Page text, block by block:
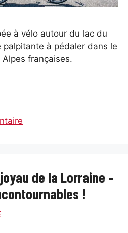
à vélo autour du lac du
palpitante à pédaler dans le
françaises.
de la Lorraine –
!